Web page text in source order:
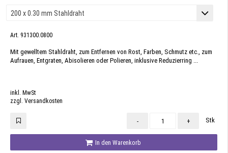
Art. 931300.0800
Mit gewelltem Stahldraht, zum Entfernen von Rost, Farben, Schmutz etc., zum
Aufrauen, Entgraten, Abisolieren oder Polieren, inklusive Reduzierring ...
inkl. MwSt
zzgl. Versandkosten
- + Stk
In den Warenkorb